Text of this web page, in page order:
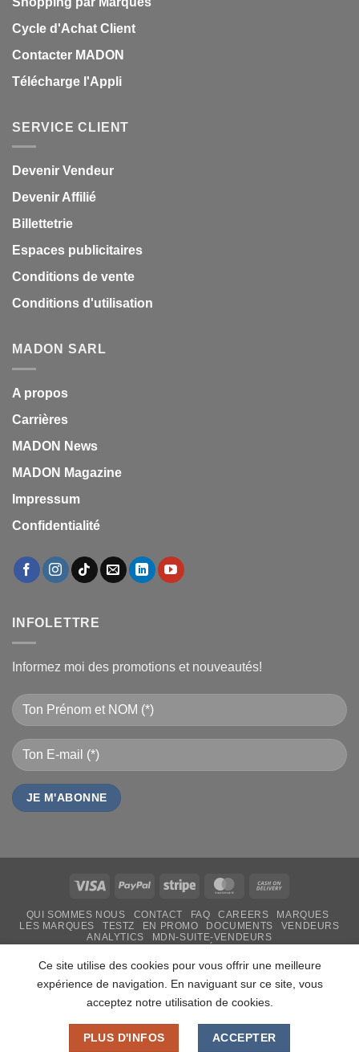
Cycle d'Achat Client
Contacter MADON
Télécharge l'Appli
SERVICE CLIENT
Devenir Vendeur
Devenir Affilié
Billettetrie
Espaces publicitaires
Conditions de vente
Conditions d'utilisation
MADON SARL
A propos
Carrières
MADON News
MADON Magazine
Impressum
Confidentialité
INFOLETTRE
Informez moi des promotions et nouveautés!
Visa PayPal Stripe MasterCard
Delivery
QUI SOMMES NOUS CONTACT FAQ CAREERS
MARQUES
LES MARQUES
TESTZ EN PROMO DOCUMENTS
VENDEURS
ANALYTICS
MDN-SUITE-VENDEURS
IMPRESSION PERSONNALISÉE
MON-TSHIRT
FÊTE DES MÈRES 31 MAI 2026 CAMEROUN
PASS LIVRAISON & SERVICE
Copyright 2026 © MADON DEV
Ce site utilise des cookies pour vous offrir une meilleure
expérience de navigation. En naviguant sur ce site, vous
acceptez notre utilisation de cookies.
PLUS D'INFOS ACCEPTER